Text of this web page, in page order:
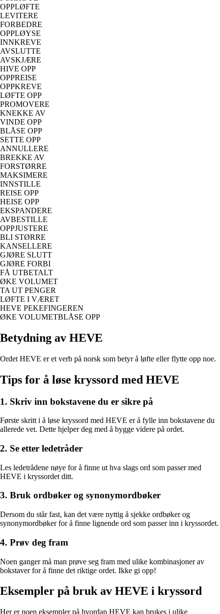
OPPLØFTE
LEVITERE
FORBEDRE
OPPLØYSE
INNKREVE
AVSLUTTE
AVSKJÆRE
HIVE OPP
OPPREISE
OPPKREVE
LØFTE OPP
PROMOVERE
KNEKKE AV
VINDE OPP
BLÅSE OPP
SETTE OPP
ANNULLERE
BREKKE AV
FORSTØRRE
MAKSIMERE
INNSTILLE
REISE OPP
HEISE OPP
EKSPANDERE
AVBESTILLE
OPPJUSTERE
BLI STØRRE
KANSELLERE
GJØRE SLUTT
GJØRE FORBI
FÅ UTBETALT
ØKE VOLUMET
TA UT PENGER
LØFTE I VÆRET
HEVE PEKEFINGEREN
ØKE VOLUMETBLÅSE OPP
Betydning av HEVE
Ordet HEVE er et verb på norsk som betyr å løfte eller flytte opp noe.
Tips for å løse kryssord med HEVE
1. Skriv inn bokstavene du er sikre på
Første skritt i å løse kryssord med HEVE er å fylle inn bokstavene du
allerede vet. Dette hjelper deg med å bygge videre på ordet.
2. Se etter ledetråder
Les ledetrådene nøye for å finne ut hva slags ord som passer med
HEVE i kryssordet ditt.
3. Bruk ordbøker og synonymordbøker
Dersom du står fast, kan det være nyttig å sjekke ordbøker og
synonymordbøker for å finne lignende ord som passer inn i kryssordet.
4. Prøv deg fram
Noen ganger må man prøve seg fram med ulike kombinasjoner av
bokstaver for å finne det riktige ordet. Ikke gi opp!
Eksempler på bruk av HEVE i kryssord
Her er noen eksempler på hvordan HEVE kan brukes i ulike